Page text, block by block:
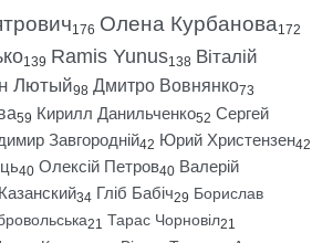
176 Олена Курбанова172
139 Ramis Yunus138 Віталій
Лютый98 Дмитро Вовнянко73
59 Кирилл Данильченко52 Сергей
Завгородній42 Юрий Христензен42
40 Олексій Петров40 Валерій
34 Гліб Бабіч29 Борислав
21 Тарас Чорновіл21